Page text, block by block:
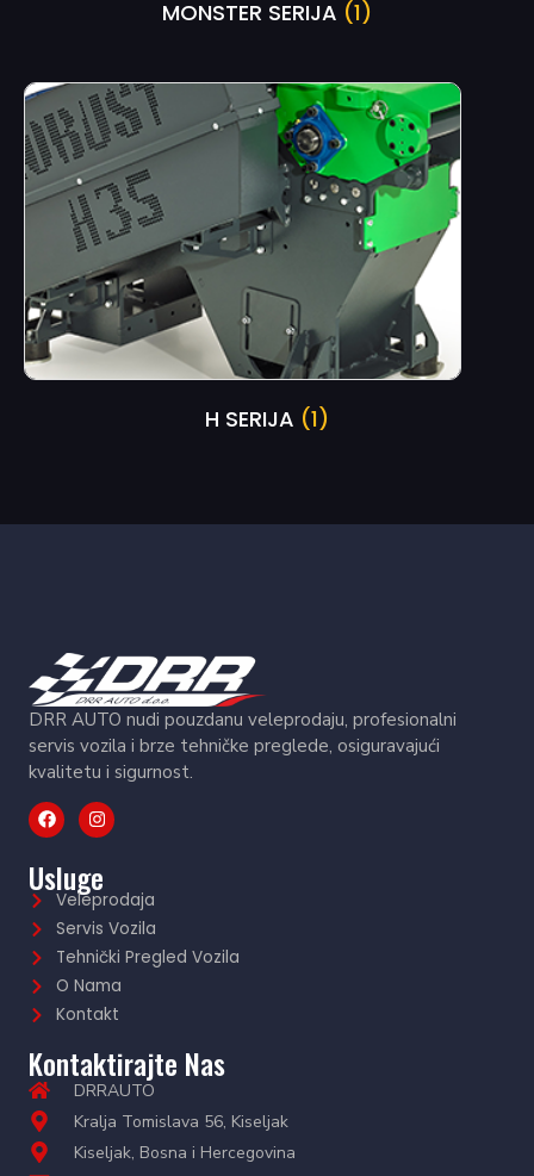
MONSTER SERIJA (1)
H SERIJA (1)
DRR AUTO nudi pouzdanu veleprodaju, profesionalni
servis vozila i brze tehničke preglede, osiguravajući
kvalitetu i sigurnost.
Usluge
Veleprodaja
Servis Vozila
Tehnički Pregled Vozila
O Nama
Kontakt
Kontaktirajte Nas
DRRAUTO
Kralja Tomislava 56, Kiseljak
Kiseljak, Bosna i Hercegovina